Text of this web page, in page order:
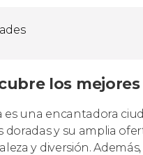
los
es una encantadora
doradas y su amplia
y diversión.